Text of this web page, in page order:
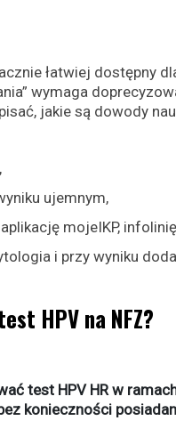
łatwiej dostępny
wymaga
jakie są dowody
ujemnym,
mojeIKP,
i przy wyniku
HPV na NFZ?
test HPV HR w
konieczności